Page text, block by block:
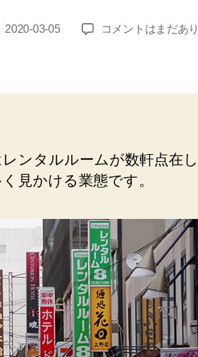
2020-03-05
上
タ
ム）
繁
で
多
く
見
か
け
る
業
コメントはまだあ
レンタルルームが数軒点在
見かける業態です。